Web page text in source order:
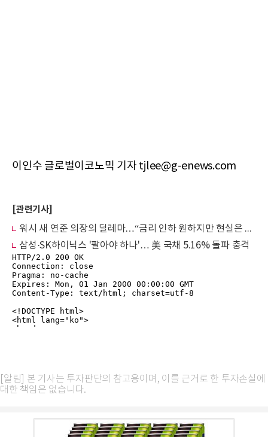
이인수 글로벌이코노믹 기자 tjlee@g-enews.com
[관련기사]
워시 새 연준 의장의 딜레마…“금리 인하 원하지만 현실은 반대”
삼성·SK하이닉스 '팔아야 하나'… 美 국채 5.16% 돌파 충격
[알림] 본 기사는 투자판단의 참고용이며, 이를 근거로 한 투자손실에
대한 책임은 없습니다.